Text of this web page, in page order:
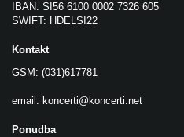
IBAN: SI56 6100 0002 7326 605
SWIFT: HDELSI22
Kontakt
GSM: (031)617781
email: koncerti@koncerti.net
Ponudba